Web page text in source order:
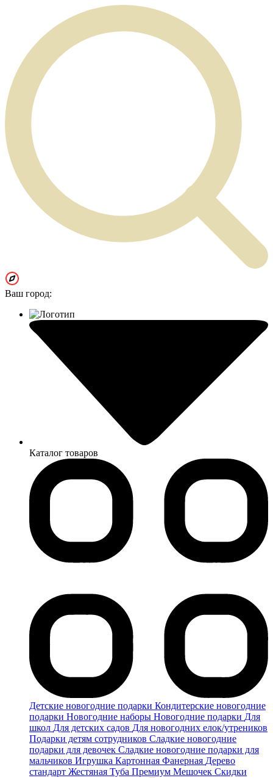
Ваш город:
Каталог товаров
Детские новогодние подарки Кондитерские новогодние
подарки Новогодние наборы Новогодние подарки Для
школ Для детских садов Для новогодних елок/утреников
Подарки детям сотрудников Сладкие новогодние
подарки для девочек Сладкие новогодние подарки для
мальчиков Игрушка Картонная Фанерная Дерево
стандарт Жестяная Туба Премиум Мешочек Скидки